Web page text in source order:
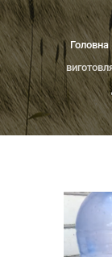
Головна